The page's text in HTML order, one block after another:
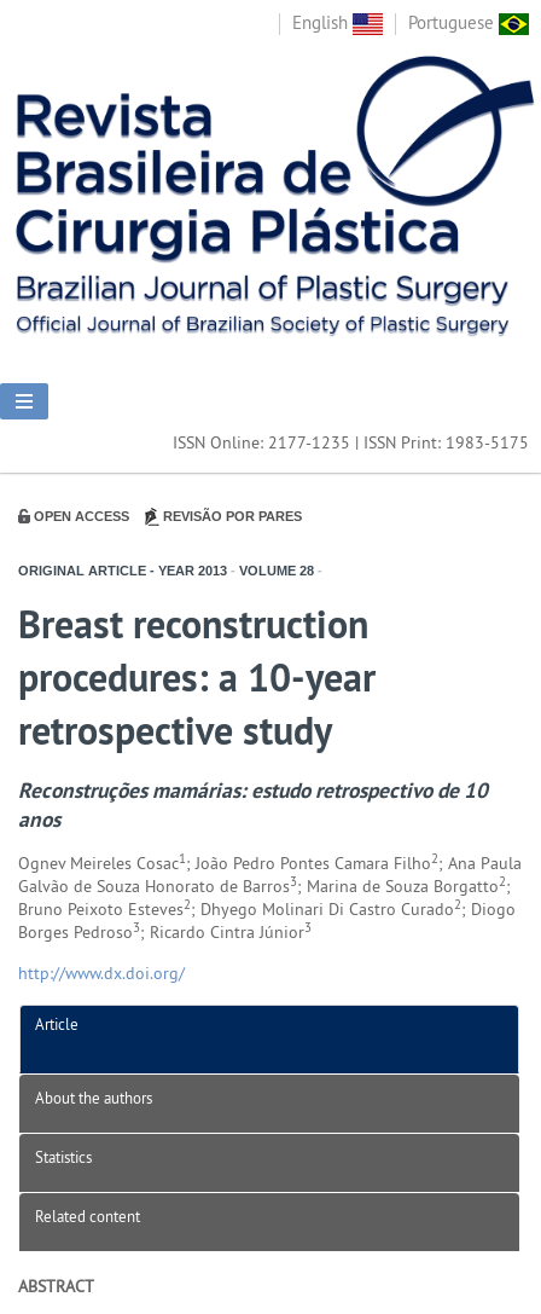
English Portuguese
ISSN Online: 2177-1235 | ISSN Print: 1983-5175
OPEN ACCESS REVISÃO POR PARES
ORIGINAL ARTICLE - YEAR 2013 - VOLUME 28 -
Breast reconstruction
procedures: a 10-year
retrospective study
Reconstruções mamárias: estudo retrospectivo de 10
anos
Ognev Meireles Cosac1; João Pedro Pontes Camara Filho2; Ana Paula
Galvão de Souza Honorato de Barros3; Marina de Souza Borgatto2;
Bruno Peixoto Esteves2; Dhyego Molinari Di Castro Curado2; Diogo
Borges Pedroso3; Ricardo Cintra Júnior3
http://www.dx.doi.org/
Article
About the authors
Statistics
Related content
ABSTRACT